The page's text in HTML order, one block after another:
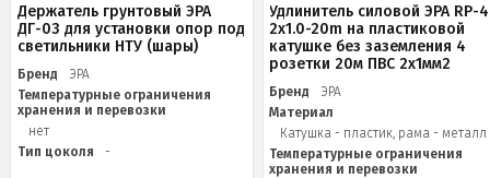
Держатель грунтовый ЭРА
ДГ-03 для установки опор под
светильники НТУ (шары)
Бренд
ЭРА
Температурные ограничения
хранения и перевозки
нет
Тип цоколя
-
Удлинитель силовой ЭРА RP-
2x1.0-20m на пластиковой
катушке без заземления 4
розетки 20м ПВС 2х1мм2
Бренд
ЭРА
Материал
Катушка - пластик, рама - металл
Температурные ограничения
хранения и перевозки